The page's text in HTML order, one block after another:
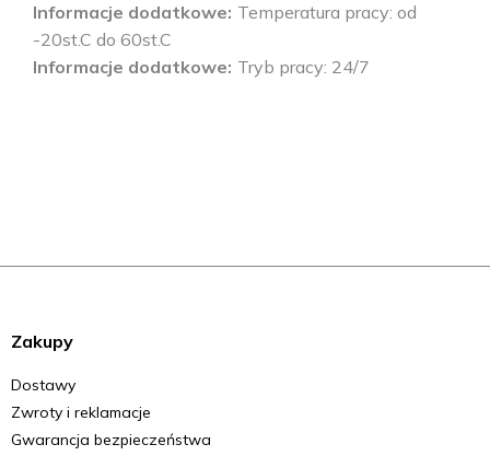
Informacje dodatkowe Temperatura pracy: od
-20st.C do 60st.C
Informacje dodatkowe Tryb pracy: 24/7
Zakupy
Dostawy
Zwroty i reklamacje
Gwarancja bezpieczeństwa